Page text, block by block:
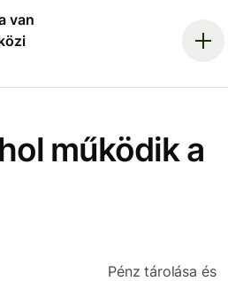
van
működik a
Pénz tárolása és